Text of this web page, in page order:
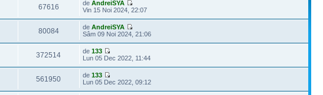
67616 deAndreiSYA
Vin 15 Noi 2024, 22:07
80084 deAndreiSYA
Sâm 09 Noi 2024, 21:06
372514 de133
Lun 05 Dec 2022, 11:44
561950 de133
Lun 05 Dec 2022, 09:12